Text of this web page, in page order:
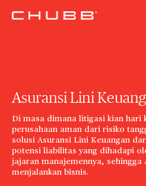
Asuransi Lini
Di masa dimana litigasi kian hari
perusahaan aman dari risiko
solusi Asuransi Lini Keuangan
potensi liabilitas yang dihadapi
jajaran manajemennya, sehingga
menjalankan bisnis.